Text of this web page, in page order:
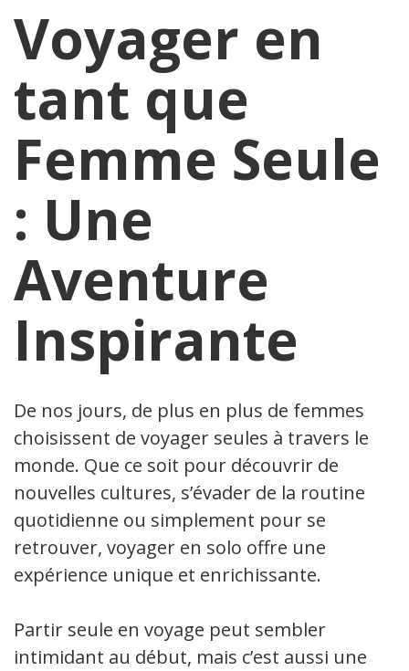
Voyager en
tant que
Femme Seule
: Une
Aventure
Inspirante
De nos jours, de plus en plus de femmes
choisissent de voyager seules à travers le
monde. Que ce soit pour découvrir de
nouvelles cultures, s’évader de la routine
quotidienne ou simplement pour se
retrouver, voyager en solo offre une
expérience unique et enrichissante.
Partir seule en voyage peut sembler
intimidant au début, mais c’est aussi une